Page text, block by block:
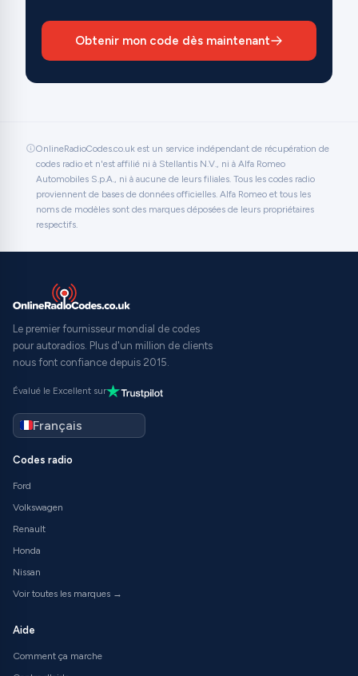
Obtenir mon code dès maintenant
OnlineRadioCodes.co.uk est un service indépendant de récupération de
codes radio et n'est affilié ni à Stellantis N.V., ni à Alfa Romeo
Automobiles S.p.A., ni à aucune de leurs filiales. Tous les codes radio
proviennent de bases de données officielles. Alfa Romeo et tous les
noms de modèles sont des marques déposées de leurs propriétaires
respectifs.
Le premier fournisseur mondial de codes
pour autoradios. Plus d'un million de clients
nous font confiance depuis 2015.
Évalué le Excellent sur
Codes radio
Ford
Volkswagen
Renault
Honda
Nissan
Voir toutes les marques →
Aide
Comment ça marche